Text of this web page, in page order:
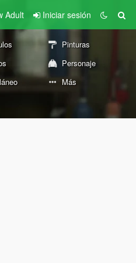
Adult Iniciar sesión
Pinturas
Personaje
Más